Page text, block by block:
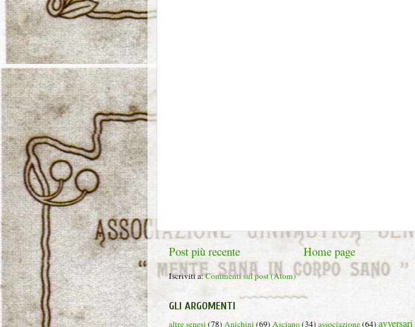
Post più recente Home page
Iscriviti a:Commenti sul post (Atom)
GLI ARGOMENTI
altre senesi(78) Anichini(69) Asciano(34) associazione(64) avversari